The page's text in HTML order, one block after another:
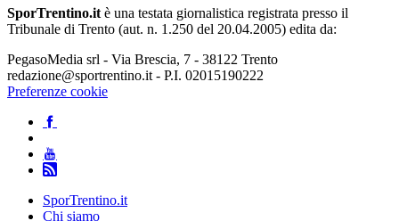
SporTrentino.it è una testata giornalistica registrata presso il
Tribunale di Trento (aut. n. 1.250 del 20.04.2005) edita da:
PegasoMedia srl - Via Brescia, 7 - 38122 Trento
redazione@sportrentino.it - P.I. 02015190222
Preferenze cookie
SporTrentino.it
Chi siamo